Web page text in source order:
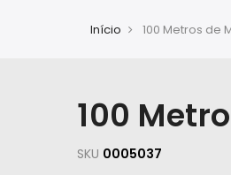
Início 100 Metros de
100
SKU 0005037